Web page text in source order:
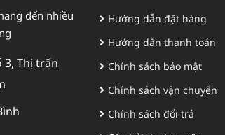
đến nhiều
3, Thị trấn
Hướng dẫn đặt hàng
Hướng dẫn thanh toán
Chính sách bảo mật
Chính sách vận chuyển
Chính sách đổi trả